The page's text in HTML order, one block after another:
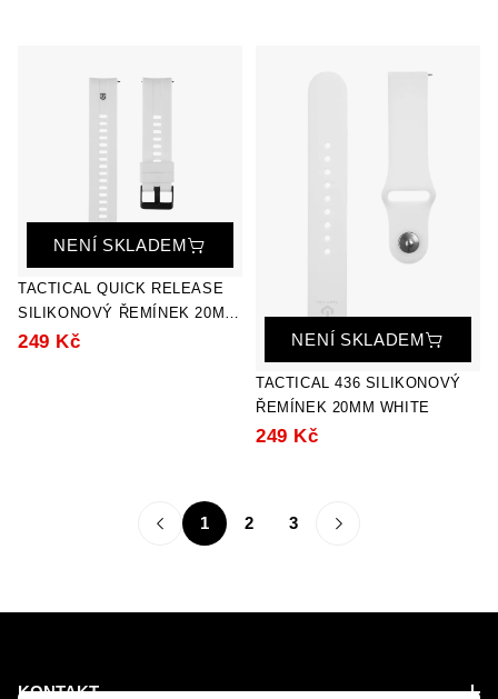
NENÍ SKLADEM
TACTICAL QUICK RELEASE
SILIKONOVÝ ŘEMÍNEK 20MM
WHITE
249 Kč NENÍ SKLADEM
TACTICAL 436 SILIKONOVÝ
ŘEMÍNEK 20MM WHITE
249 Kč
1 2 3
KONTAKT